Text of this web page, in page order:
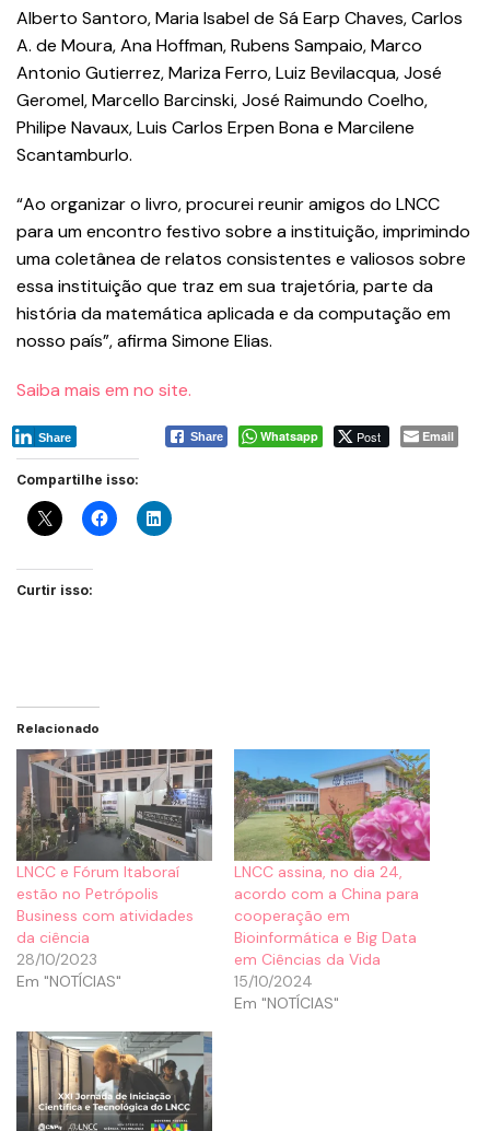
Alberto Santoro, Maria Isabel de Sá Earp Chaves, Carlos
A. de Moura, Ana Hoffman, Rubens Sampaio, Marco
Antonio Gutierrez, Mariza Ferro, Luiz Bevilacqua, José
Geromel, Marcello Barcinski, José Raimundo Coelho,
Philipe Navaux, Luis Carlos Erpen Bona e Marcilene
Scantamburlo.
“Ao organizar o livro, procurei reunir amigos do LNCC
para um encontro festivo sobre a instituição, imprimindo
uma coletânea de relatos consistentes e valiosos sobre
essa instituição que traz em sua trajetória, parte da
história da matemática aplicada e da computação em
nosso país”, afirma Simone Elias.
Saiba mais em no site.
Share Whatsapp Post Email
Share
Compartilhe isso:
Curtir isso:
Relacionado
LNCC e Fórum Itaboraí
estão no Petrópolis
Business com atividades
da ciência
28/10/2023
Em "NOTÍCIAS"
LNCC assina, no dia 24,
acordo com a China para
cooperação em
Bioinformática e Big Data
em Ciências da Vida
15/10/2024
Em "NOTÍCIAS"